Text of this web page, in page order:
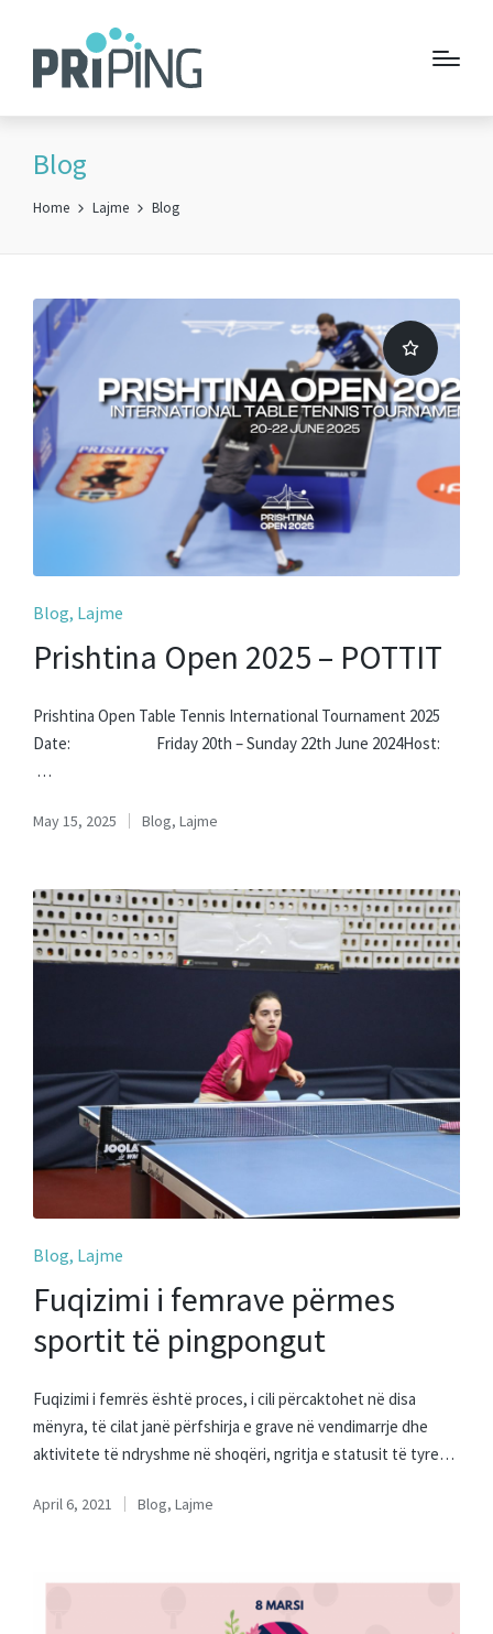
Blog
Home Lajme Blog
Posted
Blog Lajme
Prishtina Open 2025 – POTTIT
Prishtina Open Table Tennis International Tournament 2025
Date: Friday 20th – Sunday 22th June 2024Host:
…
May 15, 2025
Posted
Blog, Lajme
Posted
Blog Lajme
Fuqizimi i femrave përmes
sportit të pingpongut
Fuqizimi i femrës është proces, i cili përcaktohet në disa
mënyra, të cilat janë përfshirja e grave në vendimarrje dhe
aktivitete të ndryshme në shoqëri, ngritja e statusit të tyre…
April 6, 2021
Posted
Blog, Lajme